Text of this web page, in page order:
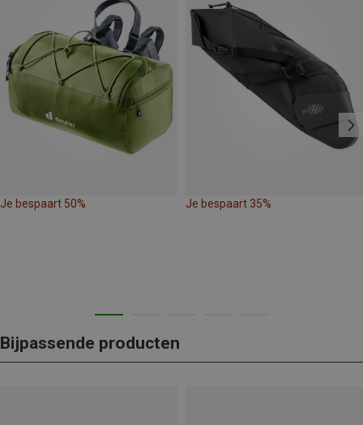
Je bespaart 50% Je bespaart 35%
Bijpassende producten